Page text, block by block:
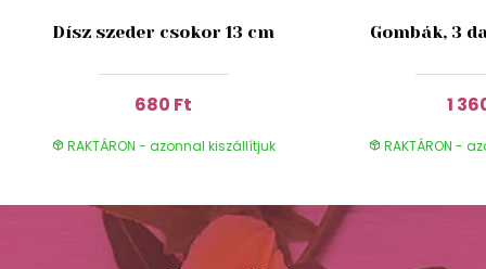
Dísz szeder csokor 13 cm
680 Ft
RAKTÁRON - azonnal kiszállítjuk
Gombák, 3
1
RAKTÁRON -